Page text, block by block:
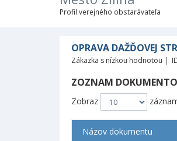
Profil verejného obstarávateľa
OPRAVA DAŽĎOVEJ
Zákazka s nízkou hodnotou |
ZOZNAM
Zobraz
Názov dokumentu